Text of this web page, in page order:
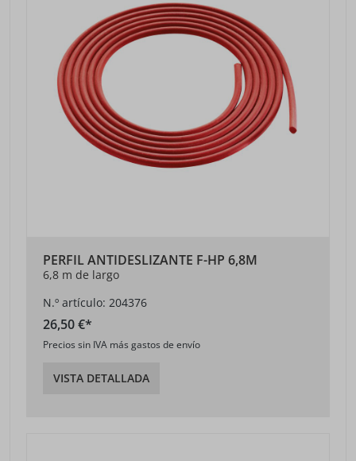
PERFIL ANTIDESLIZANTE F-HP 6,8M
6,8 m de largo
N.º artículo: 204376
26,50 €*
Precios sin IVA más gastos de envío
VISTA DETALLADA